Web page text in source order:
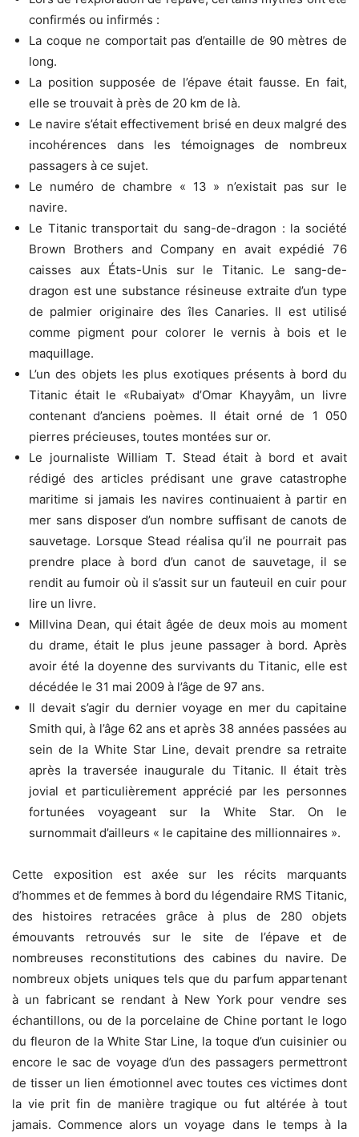
confirmés ou infirmés :
La coque ne comportait pas d’entaille de 90 mètres de
long.
La position supposée de l’épave était fausse. En fait,
elle se trouvait à près de 20 km de là.
Le navire s’était effectivement brisé en deux malgré des
incohérences dans les témoignages de nombreux
passagers à ce sujet.
Le numéro de chambre « 13 » n’existait pas sur le
navire.
Le Titanic transportait du sang-de-dragon : la société
Brown Brothers and Company en avait expédié 76
caisses aux États-Unis sur le Titanic. Le sang-de-
dragon est une substance résineuse extraite d’un type
de palmier originaire des îles Canaries. Il est utilisé
comme pigment pour colorer le vernis à bois et le
maquillage.
L’un des objets les plus exotiques présents à bord du
Titanic était le «Rubaiyat» d’Omar Khayyâm, un livre
contenant d’anciens poèmes. Il était orné de 1 050
pierres précieuses, toutes montées sur or.
Le journaliste William T. Stead était à bord et avait
rédigé des articles prédisant une grave catastrophe
maritime si jamais les navires continuaient à partir en
mer sans disposer d’un nombre suffisant de canots de
sauvetage. Lorsque Stead réalisa qu’il ne pourrait pas
prendre place à bord d’un canot de sauvetage, il se
rendit au fumoir où il s’assit sur un fauteuil en cuir pour
lire un livre.
Millvina Dean, qui était âgée de deux mois au moment
du drame, était le plus jeune passager à bord. Après
avoir été la doyenne des survivants du Titanic, elle est
décédée le 31 mai 2009 à l’âge de 97 ans.
Il devait s’agir du dernier voyage en mer du capitaine
Smith qui, à l’âge 62 ans et après 38 années passées au
sein de la White Star Line, devait prendre sa retraite
après la traversée inaugurale du Titanic. Il était très
jovial et particulièrement apprécié par les personnes
fortunées voyageant sur la White Star. On le
surnommait d’ailleurs « le capitaine des millionnaires ».
Cette exposition est axée sur les récits marquants
d’hommes et de femmes à bord du légendaire RMS Titanic,
des histoires retracées grâce à plus de 280 objets
émouvants retrouvés sur le site de l’épave et de
nombreuses reconstitutions des cabines du navire. De
nombreux objets uniques tels que du parfum appartenant
à un fabricant se rendant à New York pour vendre ses
échantillons, ou de la porcelaine de Chine portant le logo
du fleuron de la White Star Line, la toque d’un cuisinier ou
encore le sac de voyage d’un des passagers permettront
de tisser un lien émotionnel avec toutes ces victimes dont
la vie prit fin de manière tragique ou fut altérée à tout
jamais. Commence alors un voyage dans le temps à la